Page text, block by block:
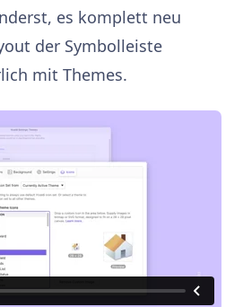
es komplett neu
der Symbolleiste
mit Themes.